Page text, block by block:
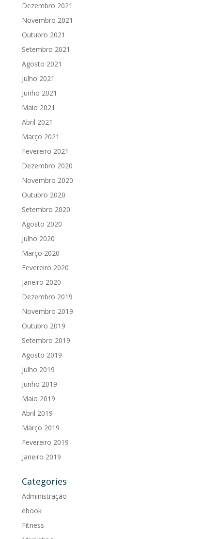
Dezembro 2021
Novembro 2021
Outubro 2021
Setembro 2021
Agosto 2021
Julho 2021
Junho 2021
Maio 2021
Abril 2021
Março 2021
Fevereiro 2021
Dezembro 2020
Novembro 2020
Outubro 2020
Setembro 2020
Agosto 2020
Julho 2020
Março 2020
Fevereiro 2020
Janeiro 2020
Dezembro 2019
Novembro 2019
Outubro 2019
Setembro 2019
Agosto 2019
Julho 2019
Junho 2019
Maio 2019
Abril 2019
Março 2019
Fevereiro 2019
Janeiro 2019
Categories
Administração
ebook
Fitness